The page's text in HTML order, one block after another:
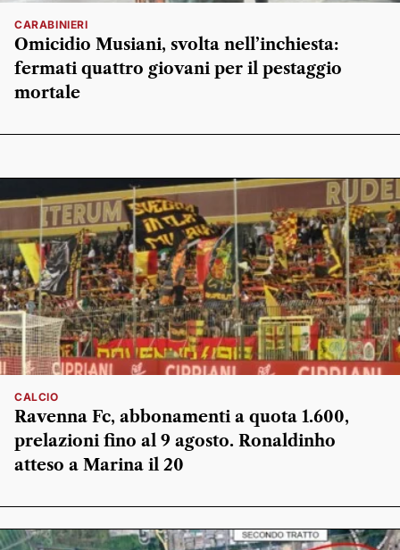
CARABINIERI
Omicidio Musiani, svolta nell’inchiesta:
fermati quattro giovani per il pestaggio
mortale
CALCIO
Ravenna Fc, abbonamenti a quota 1.600,
prelazioni fino al 9 agosto. Ronaldinho
atteso a Marina il 20